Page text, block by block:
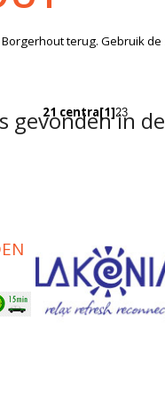
terug. Gebruik
gevonden in
21 centra[1]23